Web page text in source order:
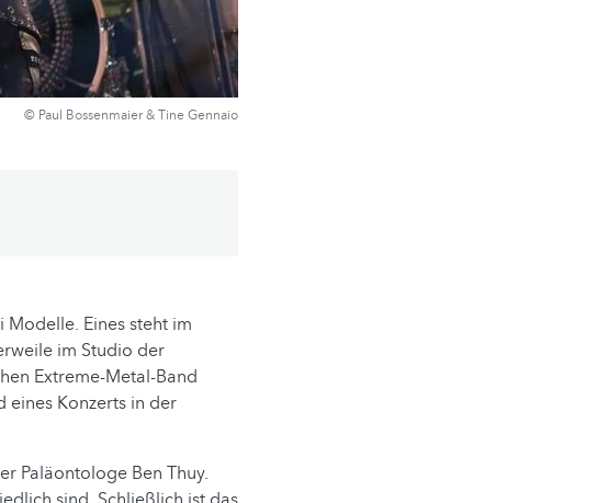
© Paul Bossenmaier & Tine Gennaio
Modelle. Eines steht im
im Studio der
Extreme-Metal-Band
eines Konzerts in der
Paläontologe Ben Thuy.